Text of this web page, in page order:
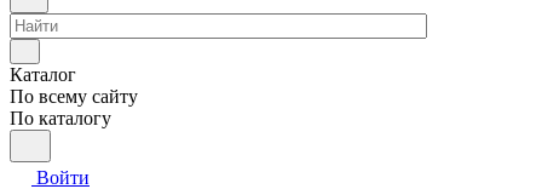
Каталог
По всему сайту
По каталогу
Войти